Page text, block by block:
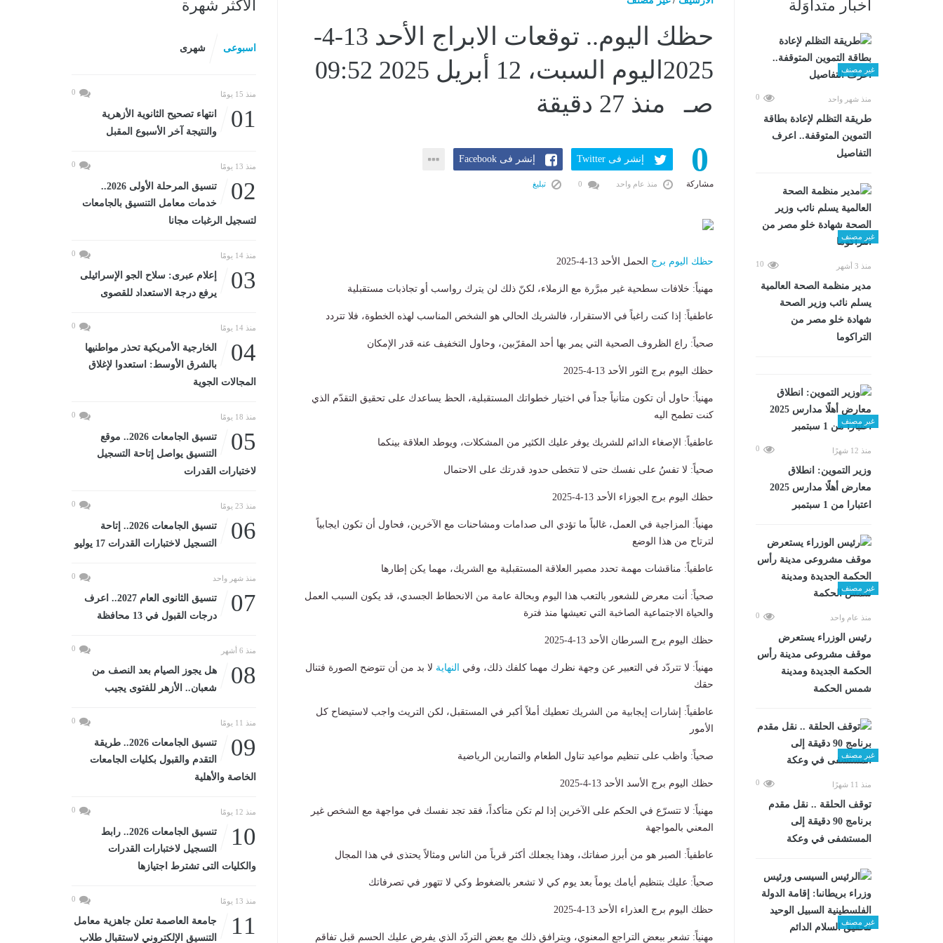
أخبار متداوَلة
غير مصنف
منذ شهر واحد 0
طريقة التظلم لإعادة بطاقة
التموين المتوقفة.. اعرف
التفاصيل
غير مصنف
منذ 3 أشهر 10
مدير منظمة الصحة العالمية
يسلم نائب وزير الصحة
شهادة خلو مصر من
التراكوما
غير مصنف
منذ 12 شهرًا 0
وزير التموين: انطلاق
معارض أهلًا مدارس 2025
اعتبارا من 1 سبتمبر
غير مصنف
منذ عام واحد 0
رئيس الوزراء يستعرض
موقف مشروعى مدينة رأس
الحكمة الجديدة ومدينة
شمس الحكمة
غير مصنف
منذ 11 شهرًا 0
توقف الحلقة .. نقل مقدم
برنامج 90 دقيقة إلى
المستشفى في وعكة
غير مصنف
حظك اليوم.. توقعات الابراج الأحد 13-4-
2025اليوم السبت، 12 أبريل 2025 09:52
صـ منذ 27 دقيقة
0
مشاركة
إنشر فى Twitter إنشر فى Facebook
منذ عام واحد تبليغ
حظك اليوم برج الحمل الأحد 13-4-2025
مهنياً: خلافات سطحية غير مبرَّرة مع الزملاء، لكنّ ذلك لن يترك رواسب أو تجاذبات مستقبلية
عاطفياً: إذا كنت راغباً في الاستقرار، فالشريك الحالي هو الشخص المناسب لهذه الخطوة، فلا تتردد
صحياً: راع الظروف الصحية التي يمر بها أحد المقرّبين، وحاول التخفيف عنه قدر الإمكان
حظك اليوم برج الثور الأحد 13-4-2025
مهنياً: حاول أن تكون متأنياً جداً في اختيار خطواتك المستقبلية، الحظ يساعدك على تحقيق التقدّم الذي
كنت تطمح اليه
عاطفياً: الإصغاء الدائم للشريك يوفر عليك الكثير من المشكلات، ويوطد العلاقة بينكما
صحياً: لا تفسُ على نفسك حتى لا تتخطى حدود قدرتك على الاحتمال
حظك اليوم برج الجوزاء الأحد 13-4-2025
مهنياً: المزاجية في العمل، غالباً ما تؤدي الى صدامات ومشاحنات مع الآخرين، فحاول أن تكون ايجابياً
لترتاح من هذا الوضع
عاطفياً: مناقشات مهمة تحدد مصير العلاقة المستقبلية مع الشريك، مهما يكن إطارها
صحياً: أنت معرض للشعور بالتعب هذا اليوم وبحالة عامة من الانحطاط الجسدي، قد يكون السبب العمل
والحياة الاجتماعية الصاخبة التي تعيشها منذ فترة
حظك اليوم برج السرطان الأحد 13-4-2025
مهنياً: لا تتردّد في التعبير عن وجهة نظرك مهما كلفك ذلك، وفي النهاية لا بد من أن تتوضح الصورة فتنال
حقك
عاطفياً: إشارات إيجابية من الشريك تعطيك أملاً أكبر في المستقبل، لكن التريث واجب لاستيضاح كل
الأمور
صحياً: واظب على تنظيم مواعيد تناول الطعام والتمارين الرياضية
حظك اليوم برج الأسد الأحد 13-4-2025
مهنياً: لا تتسرّع في الحكم على الآخرين إذا لم تكن متأكداً، فقد تجد نفسك في مواجهة مع الشخص غير
المعني بالمواجهة
عاطفياً: الصبر هو من أبرز صفاتك، وهذا يجعلك أكثر قرباً من الناس ومثالاً يحتذى في هذا المجال
صحياً: عليك بتنظيم أيامك يوماً بعد يوم كي لا تشعر بالضغوط وكي لا تتهور في تصرفاتك
حظك اليوم برج العذراء الأحد 13-4-2025
مهنياً: تشعر ببعض التراجع المعنوي، ويترافق ذلك مع بعض التردّد الذي يفرض عليك الحسم قبل تفاقم
الأكثر شهرة
اسبوعى شهرى
منذ 15 يومًا 0
01
انتهاء تصحيح الثانوية الأزهرية
والنتيجة آخر الأسبوع المقبل
منذ 13 يومًا 0
02
تنسيق المرحلة الأولى 2026..
خدمات معامل التنسيق بالجامعات
لتسجيل الرغبات مجانا
منذ 14 يومًا 0
03
إعلام عبرى: سلاح الجو الإسرائيلى
يرفع درجة الاستعداد للقصوى
منذ 14 يومًا 0
04
الخارجية الأمريكية تحذر مواطنيها
بالشرق الأوسط: استعدوا لإغلاق
المجالات الجوية
منذ 18 يومًا 0
05
تنسيق الجامعات 2026.. موقع
التنسيق يواصل إتاحة التسجيل
لاختبارات القدرات
منذ 23 يومًا 0
06
تنسيق الجامعات 2026.. إتاحة
التسجيل لاختبارات القدرات 17 يوليو
منذ شهر واحد 0
07
تنسيق الثانوى العام 2027.. اعرف
درجات القبول في 13 محافظة
منذ 6 أشهر 0
08
هل يجوز الصيام بعد النصف من
شعبان.. الأزهر للفتوى يجيب
منذ 11 يومًا 0
09
تنسيق الجامعات 2026.. طريقة
التقدم والقبول بكليات الجامعات
الخاصة والأهلية
منذ 12 يومًا 0
10
تنسيق الجامعات 2026.. رابط
التسجيل لاختبارات القدرات
والكليات التى تشترط اجتيازها
منذ 13 يومًا 0
11
جامعة العاصمة تعلن جاهزية معامل
التنسيق الإلكتروني لاستقبال طلاب